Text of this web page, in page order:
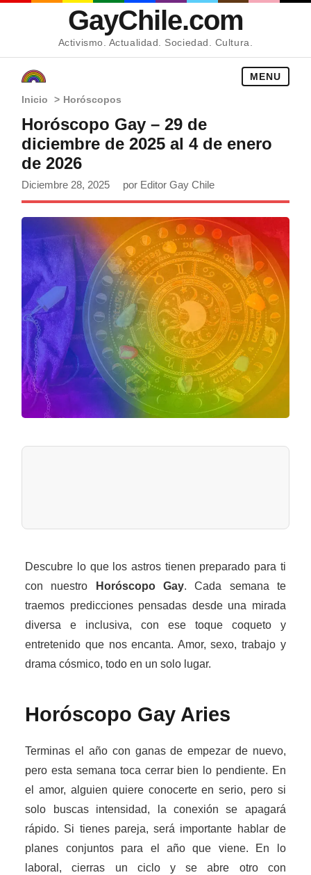
GayChile.com
Activismo. Actualidad. Sociedad. Cultura.
MENU
Inicio > Horóscopos
Horóscopo Gay – 29 de
diciembre de 2025 al 4 de enero
de 2026
Diciembre 28, 2025 por Editor Gay Chile
Descubre lo que los astros tienen preparado para ti
con nuestro
Horóscopo Gay. Cada semana te
traemos predicciones pensadas desde una mirada
diversa e inclusiva, con ese toque coqueto y
entretenido que nos encanta. Amor, sexo, trabajo y
drama cósmico, todo en un solo lugar.
Horóscopo Gay Aries
Terminas el año con ganas de empezar de nuevo,
pero esta semana toca cerrar bien lo pendiente. En
el amor, alguien quiere conocerte en serio, pero si
solo buscas intensidad, la conexión se apagará
rápido. Si tienes pareja, será importante hablar de
planes conjuntos para el año que viene. En lo
laboral, cierras un ciclo y se abre otro con